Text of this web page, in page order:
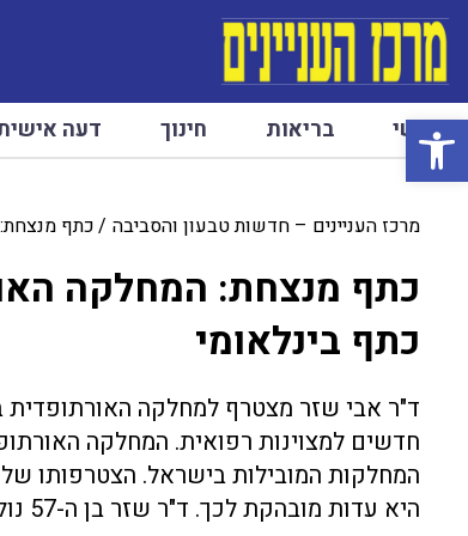
פתח סרגל נגישות
ראשי בריאות חינוך דעה
מרכז העניינים – חדשות טבעון והסביבה כתף
כתף מנצחת: המחלקה
כתף בינלאומי
ד"ר אבי שזר מצטרף למחלקה האורתופדית
חדשים למצוינות רפואית. המחלקה
המחלקות המובילות בישראל. הצטרפותו
היא עדות מובהקת לכך. ד"ר שזר בן ה-57 נולד בארה"ב, עלה לישראל […]